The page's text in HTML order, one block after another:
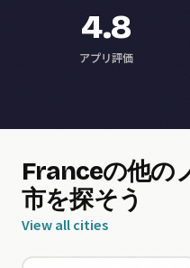
4.8
アプリ評価
Franceの他の
市を探そう
View all cities